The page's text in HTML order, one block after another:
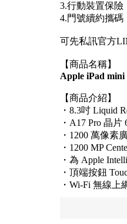
3.行動裝置保險
4.門號續約攜碼
可先私訊官方
【商品名稱】
Apple iPad mini
【商品介紹】
・8.3吋 Liquid
・A17 Pro 晶
・1200 萬像素
・1200 MP
・為 Apple
・頂端按鈕
・Wi-Fi 無線上